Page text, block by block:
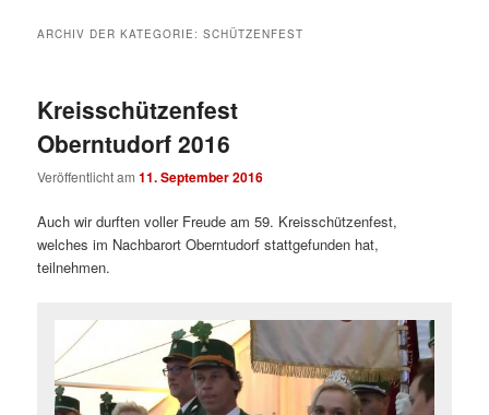
ARCHIV DER KATEGORIE:SCHÜTZENFEST
Kreisschützenfest
Oberntudorf 2016
Veröffentlicht am11. September 2016
Auch wir durften voller Freude am 59. Kreisschützenfest,
welches im Nachbarort Oberntudorf stattgefunden hat,
teilnehmen.